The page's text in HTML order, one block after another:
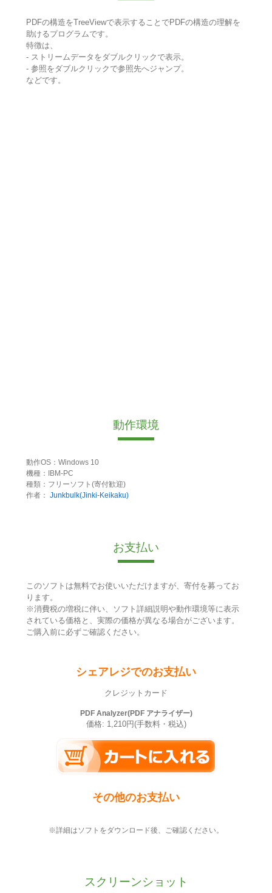
PDFの構造をTreeViewで表示することでPDFの構造の理解を
助けるプログラムです。
特徴は、
- ストリームデータをダブルクリックで表示。
- 参照をダブルクリックで参照先へジャンプ。
などです。
動作環境
動作OS：Windows 10
機種：IBM-PC
種類：フリーソフト(寄付歓迎)
作者： Junkbulk(Jinki-Keikaku)
お支払い
このソフトは無料でお使いいただけますが、寄付を募ってお
ります。
※消費税の増税に伴い、ソフト詳細説明や動作環境等に表示
されている価格と、実際の価格が異なる場合がございます。
ご購入前に必ずご確認ください。
シェアレジでのお支払い
クレジットカード
PDF Analyzer(PDF アナライザー)
価格: 1,210円(手数料・税込)
その他のお支払い
※詳細はソフトをダウンロード後、ご確認ください。
スクリーンショット